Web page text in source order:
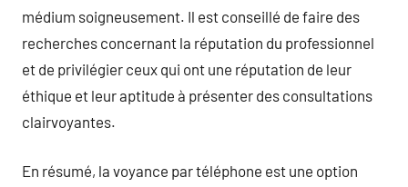
médium soigneusement. Il est conseillé de faire des
recherches concernant la réputation du professionnel
et de privilégier ceux qui ont une réputation de leur
éthique et leur aptitude à présenter des consultations
clairvoyantes.
En résumé, la voyance par téléphone est une option